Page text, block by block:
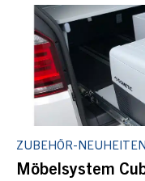
ZUBEHÖR-NEUHEITEN
Möbelsystem